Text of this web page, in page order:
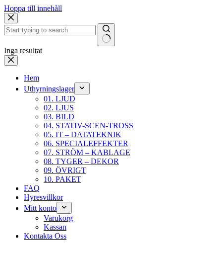
Hoppa till innehåll
Inga resultat
Hem
Uthyrningslager
01. LJUD
02. LJUS
03. BILD
04. STATIV-SCEN-TROSS
05. IT – DATATEKNIK
06. SPECIALEFFEKTER
07. STRÖM – KABLAGE
08. TYGER – DEKOR
09. ÖVRIGT
10. PAKET
FAQ
Hyresvillkor
Mitt konto
Varukorg
Kassan
Kontakta Oss